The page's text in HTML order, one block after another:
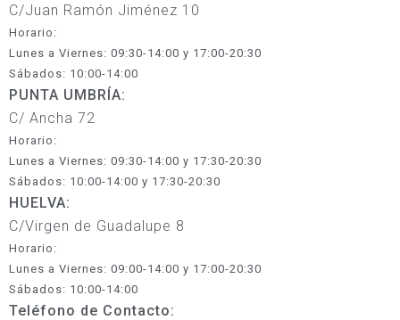
C/Juan Ramón Jiménez 10
Horario:
Lunes a Viernes: 09:30-14:00 y 17:00-20:30
Sábados: 10:00-14:00
PUNTA UMBRÍA:
C/ Ancha 72
Horario:
Lunes a Viernes: 09:30-14:00 y 17:30-20:30
Sábados: 10:00-14:00 y 17:30-20:30
HUELVA:
C/Virgen de Guadalupe 8
Horario:
Lunes a Viernes: 09:00-14:00 y 17:00-20:30
Sábados: 10:00-14:00
Teléfono de Contacto: